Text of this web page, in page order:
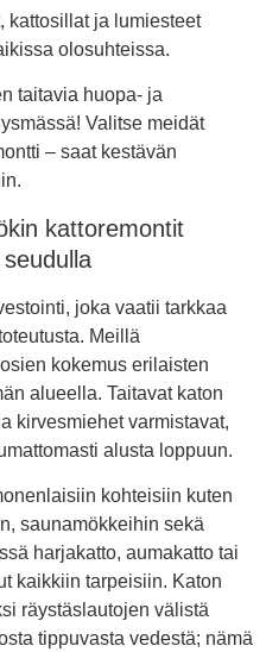
kattosillat ja lumiesteet
olosuhteissa.
taitavia huopa- ja
Valitse meidät
– saat kestävän
kattoremontit
joka vaatii tarkkaa
Meillä
kokemus erilaisten
alueella. Taitavat katon
kirvesmiehet varmistavat,
alusta loppuun.
kohteisiin kuten
saunamökkeihin sekä
harjakatto, aumakatto tai
kaikkiin tarpeisiin. Katon
räystäslautojen välistä
tippuvasta vedestä; nämä